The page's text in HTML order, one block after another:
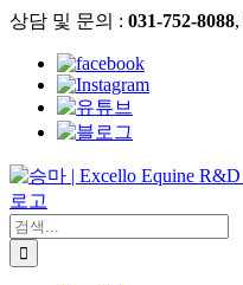
콘
뛰
기
상담 및 문의 : 031-752-8088,
검
색: